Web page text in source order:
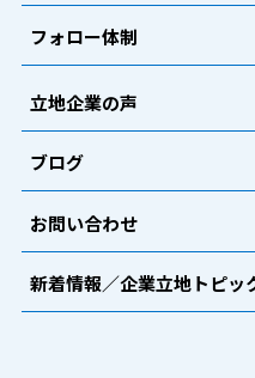
フォロー体制
立地企業の声
ブログ
お問い合わせ
新着情報／企業立地トピッ